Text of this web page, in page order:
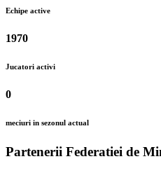
Echipe active
1970
Jucatori activi
0
meciuri in sezonul actual
Partenerii Federatiei de